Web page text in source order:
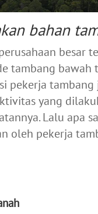
bahan
besar
tambang bawah
pekerja tambang
yang
Lalu apa
oleh pekerja